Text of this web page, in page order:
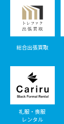
総合出張買取
礼服・喪服
レンタル